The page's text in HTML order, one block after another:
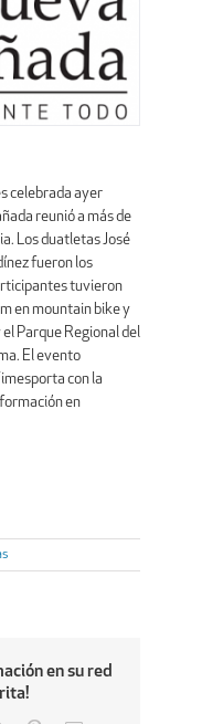
celebrada ayer
reunió a más de
Los duatletas José
fueron los
tuvieron
en mountain bike y
Parque Regional del
El evento
con la
en
en su red